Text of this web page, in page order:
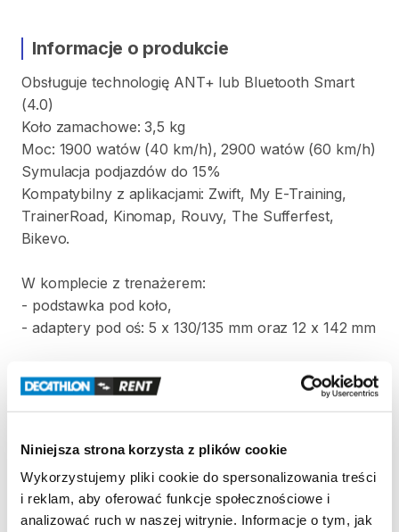
Niniejsza strona korzysta z plików cookie
Wykorzystujemy pliki cookie do spersonalizowania treści
i reklam, aby oferować funkcje społecznościowe i
analizować ruch w naszej witrynie. Informacje o tym, jak
Informacje o produkcie
Obsługuje technologię ANT+ lub Bluetooth Smart
(4.0)
Koło zamachowe: 3​,​5 kg
Moc: 1900 watów (40 km​/​h)​,​ 2900 watów (60 km​/​h)
Symulacja podjazdów do 15%
Kompatybilny z aplikacjami: Zwift​,​ My E-Training​,​
TrainerRoad​,​ Kinomap​,​ Rouvy​,​ The Sufferfest​,​
Bikevo.
W komplecie z trenażerem:
- podstawka pod koło​,​
- adaptery pod oś: 5 x 130​/​135 mm oraz 12 x 142 mm
Strona produktu w sklepie
Zasady wypożyczenia
REGULAMIN